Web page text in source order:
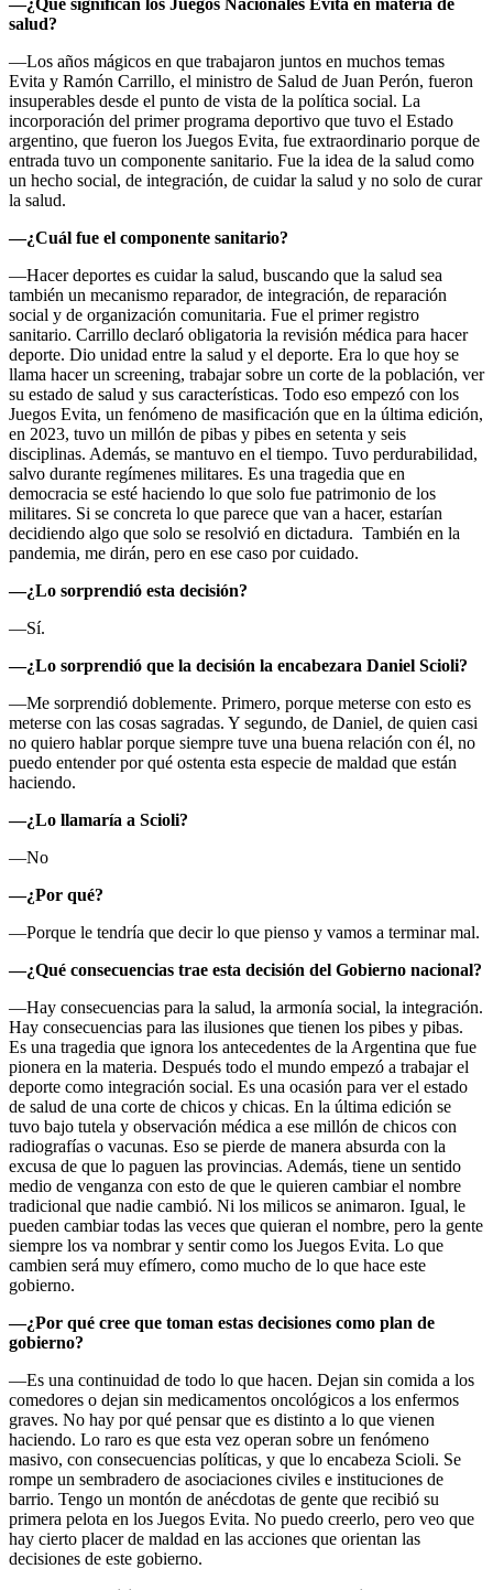
salud?
—Los años mágicos en que trabajaron juntos en muchos temas
Evita y Ramón Carrillo, el ministro de Salud de Juan Perón, fueron
insuperables desde el punto de vista de la política social. La
incorporación del primer programa deportivo que tuvo el Estado
argentino, que fueron los Juegos Evita, fue extraordinario porque de
entrada tuvo un componente sanitario. Fue la idea de la salud como
un hecho social, de integración, de cuidar la salud y no solo de curar
la salud.
—¿Cuál fue el componente sanitario?
—Hacer deportes es cuidar la salud, buscando que la salud sea
también un mecanismo reparador, de integración, de reparación
social y de organización comunitaria. Fue el primer registro
sanitario. Carrillo declaró obligatoria la revisión médica para hacer
deporte. Dio unidad entre la salud y el deporte. Era lo que hoy se
llama hacer un screening, trabajar sobre un corte de la población, ver
su estado de salud y sus características. Todo eso empezó con los
Juegos Evita, un fenómeno de masificación que en la última edición,
en 2023, tuvo un millón de pibas y pibes en setenta y seis
disciplinas. Además, se mantuvo en el tiempo. Tuvo perdurabilidad,
salvo durante regímenes militares. Es una tragedia que en
democracia se esté haciendo lo que solo fue patrimonio de los
militares. Si se concreta lo que parece que van a hacer, estarían
decidiendo algo que solo se resolvió en dictadura. También en la
pandemia, me dirán, pero en ese caso por cuidado.
—¿Lo sorprendió esta decisión?
—Sí.
—¿Lo sorprendió que la decisión la encabezara Daniel Scioli?
—Me sorprendió doblemente. Primero, porque meterse con esto es
meterse con las cosas sagradas. Y segundo, de Daniel, de quien casi
no quiero hablar porque siempre tuve una buena relación con él, no
puedo entender por qué ostenta esta especie de maldad que están
haciendo.
—¿Lo llamaría a Scioli?
—No
—¿Por qué?
—Porque le tendría que decir lo que pienso y vamos a terminar mal.
—¿Qué consecuencias trae esta decisión del Gobierno nacional?
—Hay consecuencias para la salud, la armonía social, la integración.
Hay consecuencias para las ilusiones que tienen los pibes y pibas.
Es una tragedia que ignora los antecedentes de la Argentina que fue
pionera en la materia. Después todo el mundo empezó a trabajar el
deporte como integración social. Es una ocasión para ver el estado
de salud de una corte de chicos y chicas. En la última edición se
tuvo bajo tutela y observación médica a ese millón de chicos con
radiografías o vacunas. Eso se pierde de manera absurda con la
excusa de que lo paguen las provincias. Además, tiene un sentido
medio de venganza con esto de que le quieren cambiar el nombre
tradicional que nadie cambió. Ni los milicos se animaron. Igual, le
pueden cambiar todas las veces que quieran el nombre, pero la gente
siempre los va nombrar y sentir como los Juegos Evita. Lo que
cambien será muy efímero, como mucho de lo que hace este
gobierno.
—¿Por qué cree que toman estas decisiones como plan de
gobierno?
—Es una continuidad de todo lo que hacen. Dejan sin comida a los
comedores o dejan sin medicamentos oncológicos a los enfermos
graves. No hay por qué pensar que es distinto a lo que vienen
haciendo. Lo raro es que esta vez operan sobre un fenómeno
masivo, con consecuencias políticas, y que lo encabeza Scioli. Se
rompe un sembradero de asociaciones civiles e instituciones de
barrio. Tengo un montón de anécdotas de gente que recibió su
primera pelota en los Juegos Evita. No puedo creerlo, pero veo que
hay cierto placer de maldad en las acciones que orientan las
decisiones de este gobierno.